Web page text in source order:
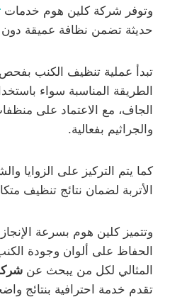
وتوفر شركة كلين هوم خدمات
حديثة تضمن نظافة عميقة دون
تبدأ عملية تنظيف الكنب
الطريقة المناسبة سواء
الجاف، مع الاعتماد على
والجراثيم بفعالية.
كما يتم التركيز على الزوايا
الأتربة لضمان نتائج تنظيف
وتتميز كلين هوم بسرعة
الحفاظ على ألوان وجودة
المثالي لكل من يبحث عن
تقدم خدمة احترافية بنتائج